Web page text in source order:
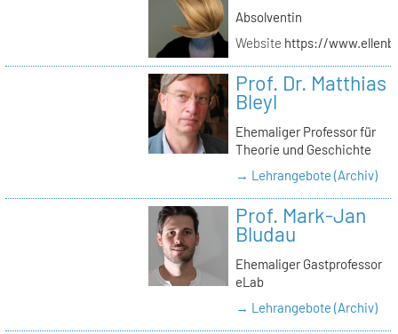
Absolventin
Website https://
Prof. Dr. Matthias
Bleyl
Ehemaliger Professor für
Theorie und Geschichte
→ Lehrangebote (Archiv)
Prof. Mark-Jan
Bludau
Ehemaliger Gastprofessor
eLab
→ Lehrangebote (Archiv)